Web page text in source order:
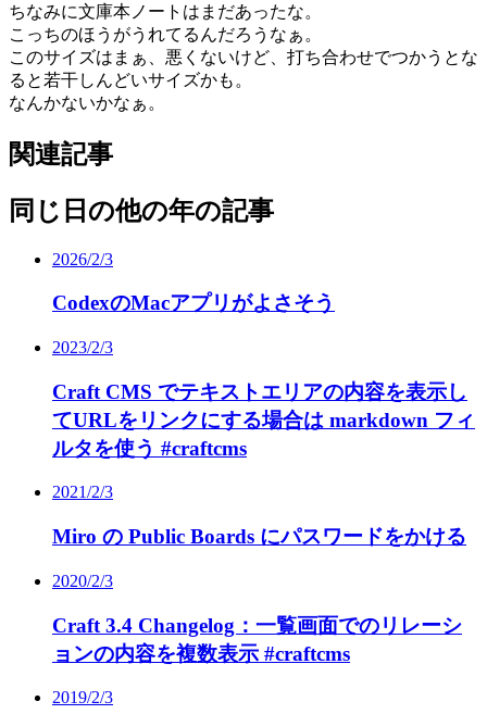
ちなみに文庫本ノートはまだあったな。
こっちのほうがうれてるんだろうなぁ。
このサイズはまぁ、悪くないけど、打ち合わせでつかうとな
ると若干しんどいサイズかも。
なんかないかなぁ。
関連記事
同じ日の他の年の記事
2026/2/3
CodexのMacアプリがよさそう
2023/2/3
Craft CMS でテキストエリアの内容を表示し
てURLをリンクにする場合は markdown フィ
ルタを使う #craftcms
2021/2/3
Miro の Public Boards にパスワードをかける
2020/2/3
Craft 3.4 Changelog：一覧画面でのリレーシ
ョンの内容を複数表示 #craftcms
2019/2/3